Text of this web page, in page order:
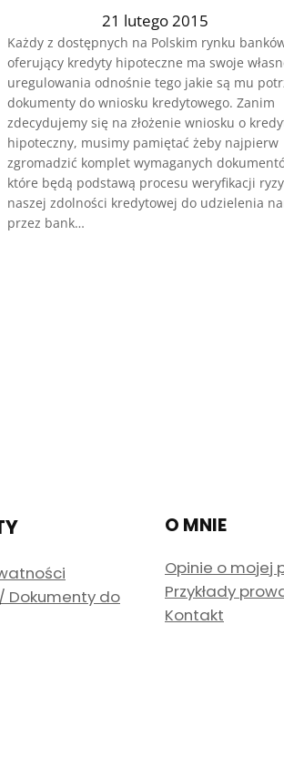
21 lutego 2015
Każdy z dostępnych na Polskim rynku
oferujący kredyty hipoteczne ma swoje
uregulowania odnośnie tego jakie są mu
dokumenty do wniosku kredytowego. Zanim
zdecydujemy się na złożenie wniosku o
hipoteczny, musimy pamiętać żeby najpierw
zgromadzić komplet wymaganych
które będą podstawą procesu weryfikacji
naszej zdolności kredytowej do udzielenia
przez bank…
Dokumenty do
O MNIE
Opinie o mojej
Przykłady
Kontakt